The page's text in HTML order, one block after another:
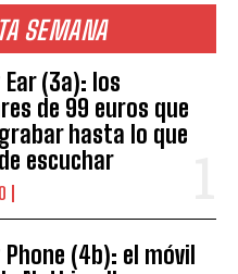
SEMANA
(3a): los
de 99 euros que
hasta lo que
escuchar
(4b): el móvil